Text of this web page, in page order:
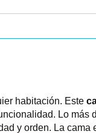
habitación. Este
Lo más
y orden. La cama